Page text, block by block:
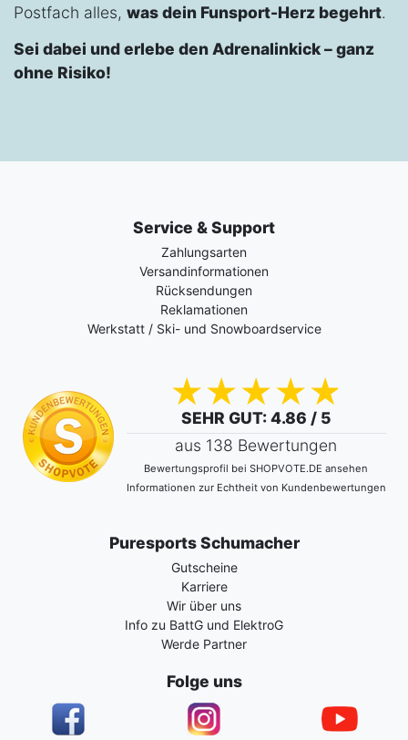
Postfach alles, was dein Funsport-Herz begehrt.
Sei dabei und erlebe den Adrenalinkick – ganz
ohne Risiko!
Service & Support
Zahlungsarten
Versandinformationen
Rücksendungen
Reklamationen
Werkstatt / Ski- und Snowboardservice
SEHR GUT: 4.86 / 5
aus 138 Bewertungen
Bewertungsprofil bei SHOPVOTE.DE ansehen
Informationen zur Echtheit von Kundenbewertungen
Puresports Schumacher
Gutscheine
Karriere
Wir über uns
Info zu BattG und ElektroG
Werde Partner
Folge uns